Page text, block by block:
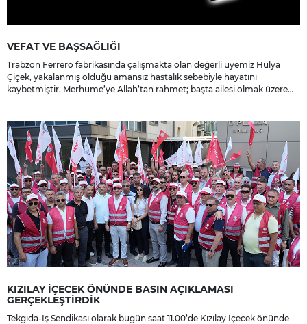
VEFAT VE BAŞSAĞLIĞI
Trabzon Ferrero fabrikasında çalışmakta olan değerli üyemiz Hülya
Çiçek, yakalanmış olduğu amansız hastalık sebebiyle hayatını
kaybetmiştir. Merhume’ye Allah’tan rahmet; başta ailesi olmak üzere
KIZILAY İÇECEK ÖNÜNDE BASIN AÇIKLAMASI
GERÇEKLEŞTİRDİK
Tekgıda-İş Sendikası olarak bugün saat 11.00’de Kızılay İçecek önünde